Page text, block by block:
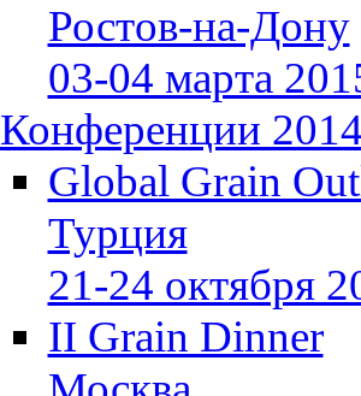
Ростов-на-Дону
03-04 марта
Конференции
Global Grain
Турция
21-24 октября
II Grain Dinner